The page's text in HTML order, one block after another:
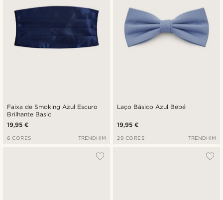
Faixa de Smoking Azul Escuro
Brilhante Basic
19,95 €
6 CORES TRENDHIM
Laço Básico Azul Bebé
19,95 €
29 CORES TRENDHIM